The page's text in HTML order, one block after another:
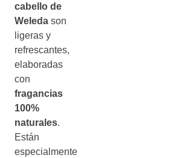
cabello de
Weleda son
ligeras y
refrescantes,
elaboradas
con
fragancias
100%
naturales.
Están
especialmente